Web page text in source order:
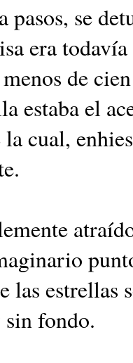
pasos, se
era
de
estaba el
cual,
las estrellas
fondo.